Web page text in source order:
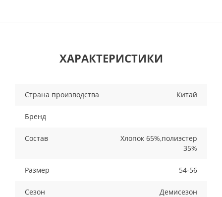
ХАРАКТЕРИСТИКИ
Страна производства Китай
Бренд
Состав
Хлопок 65%,полиэстер
35%
Размер 54-56
Сезон Демисезон